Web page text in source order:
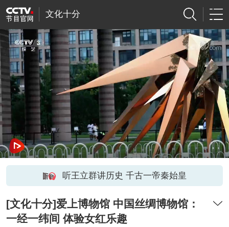
文化十分
听王立群讲历史 千古一帝秦始皇
[文化十分]爱上博物馆 中国丝绸博物馆：
一经一纬间 体验女红乐趣